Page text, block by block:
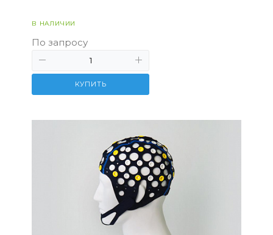
В НАЛИЧИИ
По запросу
КУПИТЬ